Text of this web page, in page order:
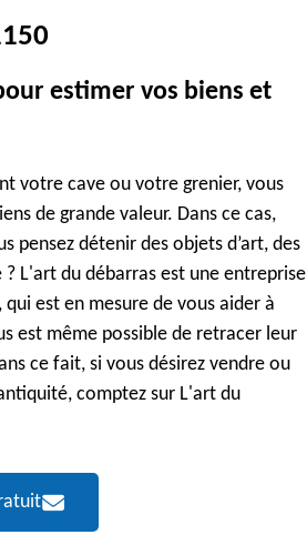
estimer vos biens et
votre cave ou votre grenier, vous
de grande valeur. Dans ce cas,
pensez détenir des objets d’art, des
L'art du débarras est une entreprise
est en mesure de vous aider à
est même possible de retracer leur
ce fait, si vous désirez vendre ou
comptez sur L'art du